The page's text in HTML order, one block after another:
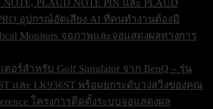
NOTE, PLAUD NOTE PIN และ PLAUD
อุปกรณ์อัดเสียง AI ที่คนทำงานต้องมี
Monitors จอภาพและจอแสดงผลทางการ
ตอร์สำหรับ Golf Simulator จาก BenQ – รุ่น
และ LK936ST พร้อมยกระดับวงสวิงของคุณ
โครงการติดตั้งระบบจอแสดงผล